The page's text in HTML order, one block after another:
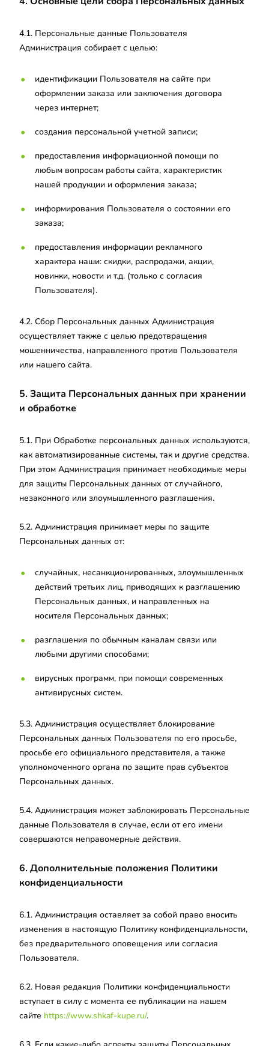
4.1. Персональные данные Пользователя
Администрация собирает с целью:
идентификации Пользователя на сайте при
оформлении заказа или заключения договора
через интернет;
создания персональной учетной записи;
предоставления информационной помощи по
любым вопросам работы сайта, характеристик
нашей продукции и оформления заказа;
информирования Пользователя о состоянии его
заказа;
предоставления информации рекламного
характера наши: скидки, распродажи, акции,
новинки, новости и т.д. (только с согласия
Пользователя).
4.2. Сбор Персональных данных Администрация
осуществляет также с целью предотвращения
мошенничества, направленного против Пользователя
или нашего сайта.
5. Защита Персональных данных при хранении
и обработке
5.1. При Обработке персональных данных используются,
как автоматизированные системы, так и другие средства.
При этом Администрация принимает необходимые меры
для защиты Персональных данных от случайного,
незаконного или злоумышленного разглашения.
5.2. Администрация принимает меры по защите
Персональных данных от:
случайных, несанкционированных, злоумышленных
действий третьих лиц, приводящих к разглашению
Персональных данных, и направленных на
носителя Персональных данных;
разглашения по обычным каналам связи или
любыми другими способами;
вирусных программ, при помощи современных
антивирусных систем.
5.3. Администрация осуществляет блокирование
Персональных данных Пользователя по его просьбе,
просьбе его официального представителя, а также
уполномоченного органа по защите прав субъектов
Персональных данных.
5.4. Администрация может заблокировать Персональные
данные Пользователя в случае, если от его имени
совершаются неправомерные действия.
6. Дополнительные положения Политики
конфиденциальности
6.1. Администрация оставляет за собой право вносить
изменения в настоящую Политику конфиденциальности,
без предварительного оповещения или согласия
Пользователя.
6.2. Новая редакция Политики конфиденциальности
вступает в силу с момента ее публикации на нашем
сайте https://www.shkaf-kupe.ru/.